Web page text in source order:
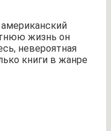
жизнь он
невероятная
книги в жанре